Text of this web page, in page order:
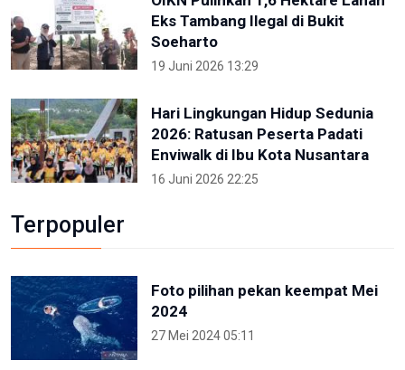
Eks Tambang Ilegal di Bukit
Soeharto
19 Juni 2026 13:29
Hari Lingkungan Hidup Sedunia
2026: Ratusan Peserta Padati
Enviwalk di Ibu Kota Nusantara
16 Juni 2026 22:25
Terpopuler
Foto pilihan pekan keempat Mei
2024
27 Mei 2024 05:11